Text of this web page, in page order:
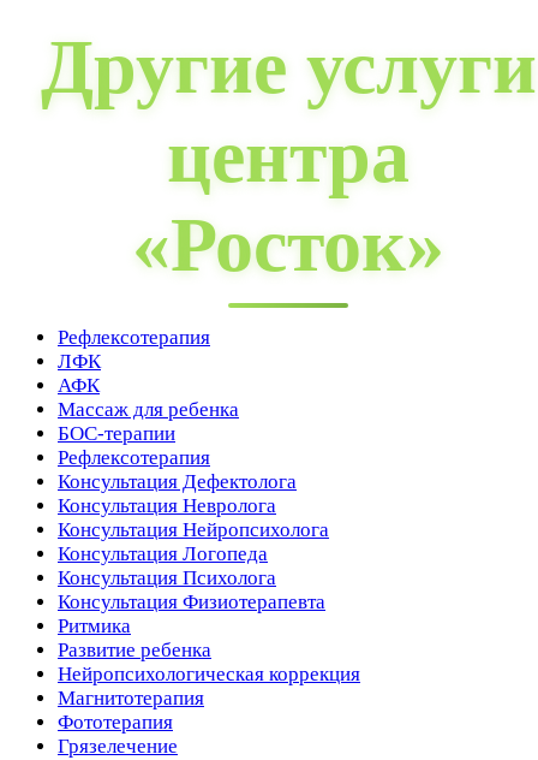
Другие услуги
центра
«Росток»
Рефлексотерапия
ЛФК
АФК
Массаж для ребенка
БОС-терапии
Рефлексотерапия
Консультация Дефектолога
Консультация Невролога
Консультация Нейропсихолога
Консультация Логопеда
Консультация Психолога
Консультация Физиотерапевта
Ритмика
Развитие ребенка
Нейропсихологическая коррекция
Магнитотерапия
Фототерапия
Грязелечение